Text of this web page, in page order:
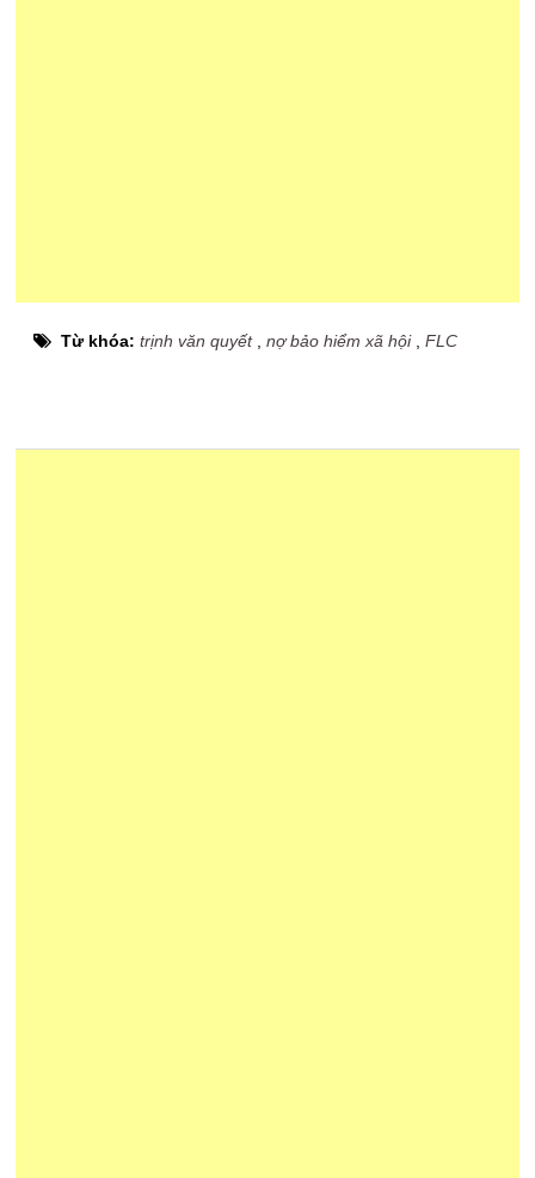
Từ khóa:trịnh văn quyết,nợ bảo hiểm xã hội,FLC